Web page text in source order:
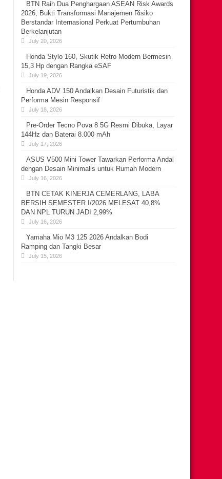
BTN Raih Dua Penghargaan ASEAN Risk Awards
2026, Bukti Transformasi Manajemen Risiko
Berstandar Internasional Perkuat Pertumbuhan
Berkelanjutan
July 20, 2026
Honda Stylo 160, Skutik Retro Modern Bermesin
15,3 Hp dengan Rangka eSAF
July 19, 2026
Honda ADV 150 Andalkan Desain Futuristik dan
Performa Mesin Responsif
July 18, 2026
Pre-Order Tecno Pova 8 5G Resmi Dibuka, Layar
144Hz dan Baterai 8.000 mAh
July 17, 2026
ASUS V500 Mini Tower Tawarkan Performa Andal
dengan Desain Minimalis untuk Rumah Modern
July 16, 2026
BTN CETAK KINERJA CEMERLANG, LABA
BERSIH SEMESTER I/2026 MELESAT 40,8%
DAN NPL TURUN JADI 2,99%
July 16, 2026
Yamaha Mio M3 125 2026 Andalkan Bodi
Ramping dan Tangki Besar
July 15, 2026